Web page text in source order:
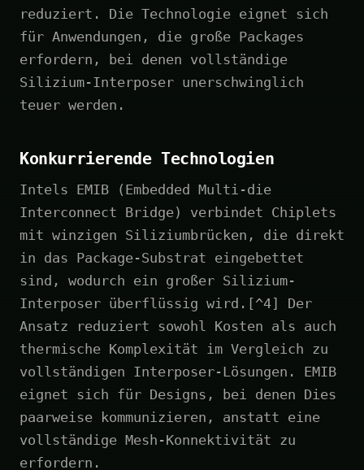
reduziert. Die Technologie eignet sich
für Anwendungen, die große Packages
erfordern, bei denen vollständige
Silizium-Interposer unerschwinglich
teuer werden.
Konkurrierende Technologien
Intels EMIB (Embedded Multi-die
Interconnect Bridge) verbindet Chiplets
mit winzigen Siliziumbrücken, die direkt
in das Package-Substrat eingebettet
sind, wodurch ein großer Silizium-
Interposer überflüssig wird.[^4] Der
Ansatz reduziert sowohl Kosten als auch
thermische Komplexität im Vergleich zu
vollständigen Interposer-Lösungen. EMIB
eignet sich für Designs, bei denen Dies
paarweise kommunizieren, anstatt eine
vollständige Mesh-Konnektivität zu
erfordern.